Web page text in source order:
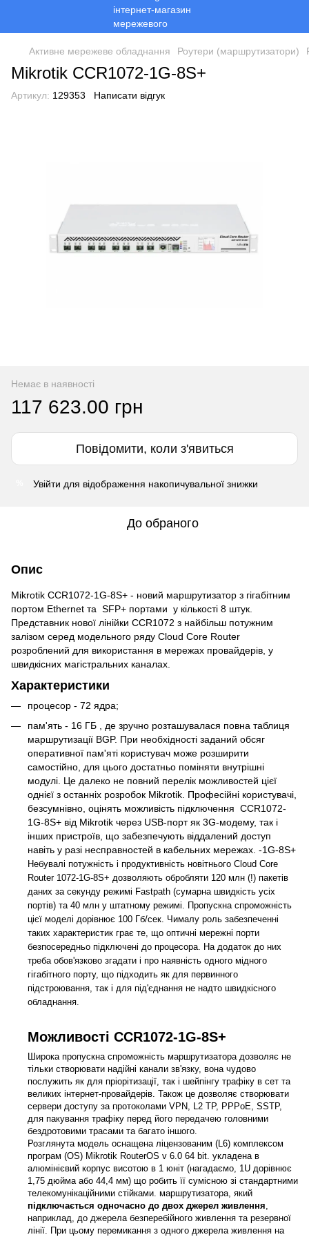
Активне мережеве обладнання Роутери (маршрутизатори)
Mikrotik CCR1072-1G-8S+
Артикул: 129353 Написати відгук
Немає в наявності
117 623.00 грн
Повідомити, коли з'явиться
Увійти для відображення накопичувальної знижки
До обраного
Опис
Mikrotik CCR1072-1G-8S+ - новий маршрутизатор з гігабітним
портом Ethernet та SFP+ портами у кількості 8 штук.
Представник нової лінійки CCR1072 з найбільш потужним
залізом серед модельного ряду Cloud Core Router
розроблений для використання в мережах провайдерів, у
швидкісних магістральних каналах.
Характеристики
процесор - 72 ядра;
пам'ять - 16 ГБ , де зручно розташувалася повна таблиця
маршрутизації BGP. При необхідності заданий обсяг
оперативної пам'яті користувач може розширити
самостійно, для цього достатньо поміняти внутрішні
модулі. Це далеко не повний перелік можливостей цієї
однієї з останніх розробок Mikrotik. Професійні користувачі,
безсумнівно, оцінять можливість підключення CCR1072-
1G-8S+ від Mikrotik через USB-порт як 3G-модему, так і
інших пристроїв, що забезпечують віддалений доступ
навіть у разі несправностей в кабельних мережах. -1G-8S+
Небувалі потужність і продуктивність новітнього Cloud Core
Router 1072-1G-8S+ дозволяють обробляти 120 млн (!) пакетів
даних за секунду режимі Fastpath (сумарна швидкість усіх
портів) та 40 млн у штатному режимі. Пропускна спроможність
цієї моделі дорівнює 100 Гб/сек. Чималу роль забезпеченні
таких характеристик грає те, що оптичні мережні порти
безпосередньо підключені до процесора. На додаток до них
треба обов'язково згадати і про наявність одного мідного
гігабітного порту, що підходить як для первинного
підстроювання, так і для під'єднання не надто швидкісного
обладнання.
Можливості CCR1072-1G-8S+
Широка пропускна спроможність маршрутизатора дозволяє не
тільки створювати надійні канали зв'язку, вона чудово
послужить як для пріорітизації, так і шейпінгу трафіку в сет та
великих інтернет-провайдерів. Також це дозволяє створювати
сервери доступу за протоколами VPN, L2 TP, PPPoE, SSTP,
для пакування трафіку перед його передачею головними
бездротовими трасами та багато іншого.
Розглянута модель оснащена ліцензованим (L6) комплексом
програм (OS) Mikrotik RouterOS v 6.0 64 bit. укладена в
алюмінієвий корпус висотою в 1 юніт (нагадаємо, 1U дорівнює
1,75 дюйма або 44,4 мм) що робить її сумісною зі стандартними
телекомунікаційними стійками. маршрутизатора, який
підключається одночасно до двох джерел живлення,
наприклад, до джерела безперебійного живлення та резервної
лінії. При цьому перемикання з одного джерела живлення на